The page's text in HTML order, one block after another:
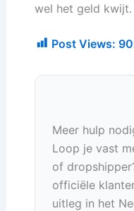
wel het geld kwijt.
Post Views:
Meer hulp
Loop je vast
of
officiële
uitleg in het